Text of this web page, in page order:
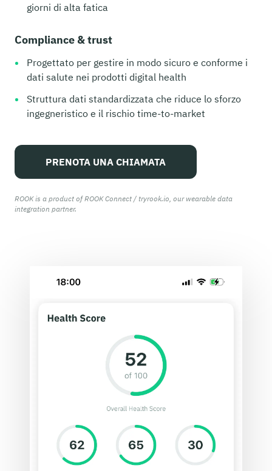
giorni di alta fatica
Compliance & trust
Progettato per gestire in modo sicuro e conforme i
dati salute nei prodotti digital health
Struttura dati standardizzata che riduce lo sforzo
ingegneristico e il rischio time-to-market
PRENOTA UNA CHIAMATA
ROOK is a product of ROOK Connect / tryrook.io, our wearable data
integration partner.